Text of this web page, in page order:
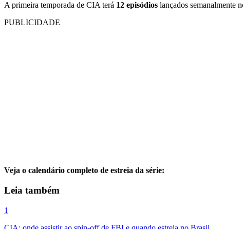
A primeira temporada de CIA terá 12 episódios lançados semanalmente
PUBLICIDADE
Veja o calendário completo de estreia da série:
Leia também
1